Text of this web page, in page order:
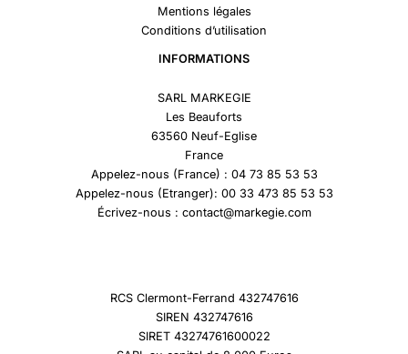
Mentions légales
Conditions d’utilisation
INFORMATIONS
SARL MARKEGIE
Les Beauforts
63560 Neuf-Eglise
France
Appelez-nous (France) : 04 73 85 53 53
Appelez-nous (Etranger): 00 33 473 85 53 53
Écrivez-nous : contact@markegie.com
RCS Clermont-Ferrand 432747616
SIREN 432747616
SIRET 43274761600022